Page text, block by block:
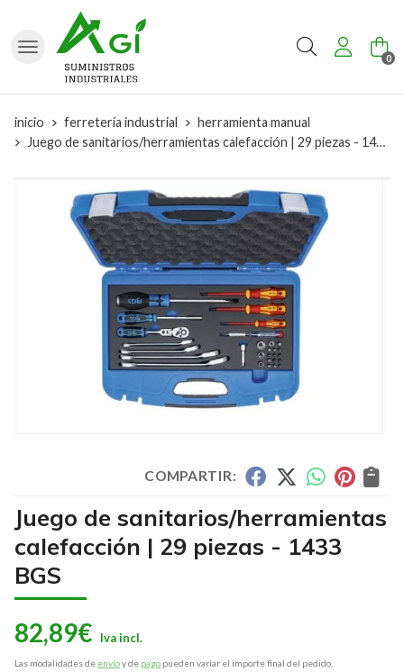
Buscar 0
inicio ferretería industrial
herramienta manual
Juego de sanitarios/herramientas calefacción | 29 piezas - 1433 BGS
COMPARTIR:
Juego de sanitarios/herramientas
calefacción | 29 piezas - 1433
BGS
82,89€
Las modalidades de envíoy de pago pueden variar el importe final del pedido.